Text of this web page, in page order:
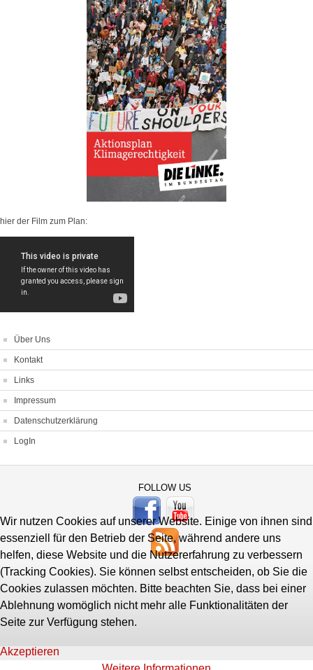
hier der Film zum Plan:
Über Uns
Kontakt
Links
Impressum
Datenschutzerklärung
LogIn
FOLLOW US
Wir nutzen Cookies auf unserer Website. Einige von ihnen sind
essenziell für den Betrieb der Seite, während andere uns
helfen, diese Website und die Nutzererfahrung zu verbessern
(Tracking Cookies). Sie können selbst entscheiden, ob Sie die
Cookies zulassen möchten. Bitte beachten Sie, dass bei einer
Ablehnung womöglich nicht mehr alle Funktionalitäten der
Seite zur Verfügung stehen.
Akzeptieren